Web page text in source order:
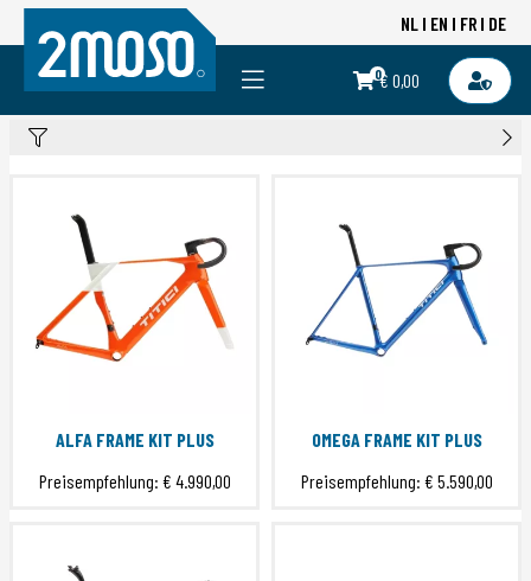
NL EN FR DE
0€ 0,00
ALFA FRAME KIT PLUS
Preisempfehlung: € 4.990,00
OMEGA FRAME KIT PLUS
Preisempfehlung: € 5.590,00